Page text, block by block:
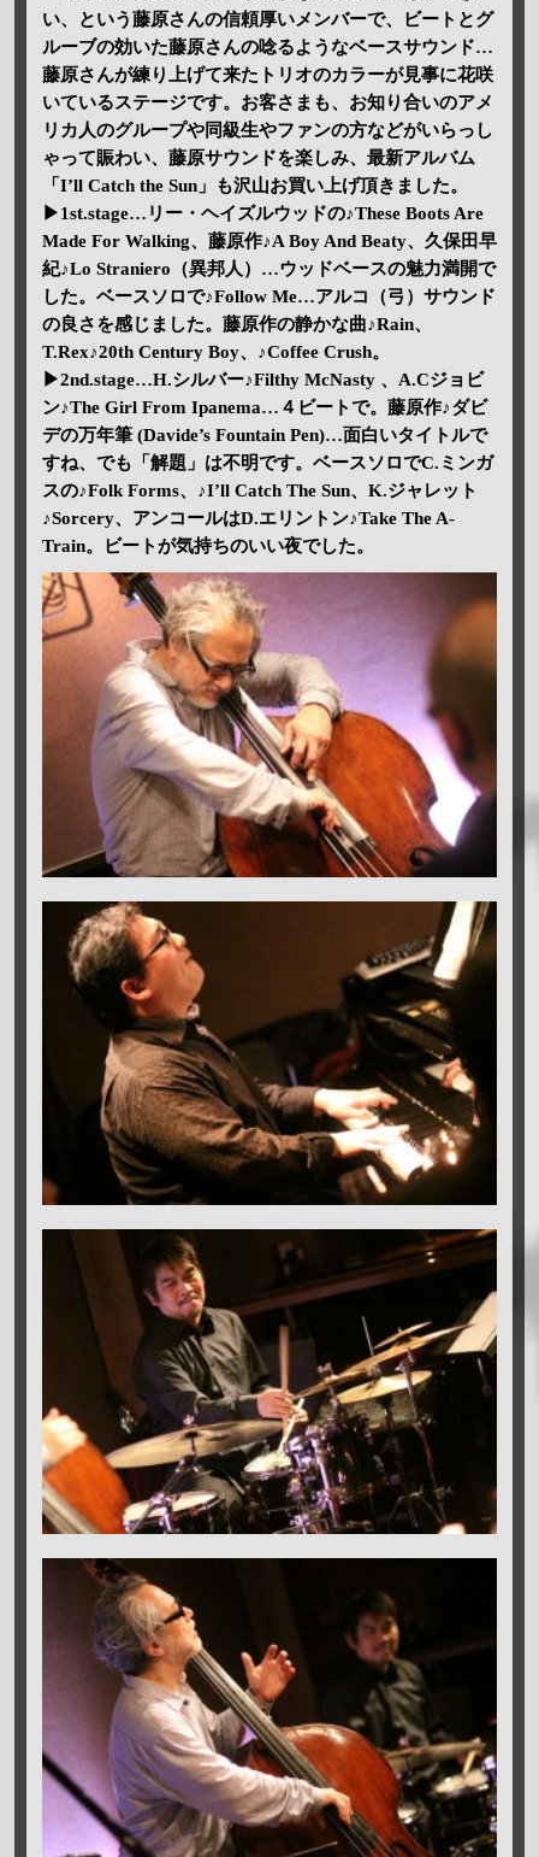
い、という藤原さんの信頼厚いメンバーで、ビートとグ
ルーブの効いた藤原さんの唸るようなベースサウンド…
藤原さんが練り上げて来たトリオのカラーが見事に花咲
いているステージです。お客さまも、お知り合いのアメ
リカ人のグループや同級生やファンの方などがいらっし
ゃって賑わい、藤原サウンドを楽しみ、最新アルバム
「I’ll Catch the Sun」も沢山お買い上げ頂きました。
▶1st.stage…リー・ヘイズルウッドの♪These Boots Are
Made For Walking、藤原作♪A Boy And Beaty、久保田早
紀♪Lo Straniero（異邦人）…ウッドベースの魅力満開で
した。ベースソロで♪Follow Me…アルコ（弓）サウンド
の良さを感じました。藤原作の静かな曲♪Rain、
T.Rex♪20th Century Boy、♪Coffee Crush。
▶2nd.stage…H.シルバー♪Filthy McNasty 、A.Cジョビ
ン♪The Girl From Ipanema…４ビートで。藤原作♪ダビ
デの万年筆 (Davide’s Fountain Pen)…面白いタイトルで
すね、でも「解題」は不明です。ベースソロでC.ミンガ
スの♪Folk Forms、♪I’ll Catch The Sun、K.ジャレット
♪Sorcery、アンコールはD.エリントン♪Take The A-
Train。ビートが気持ちのいい夜でした。